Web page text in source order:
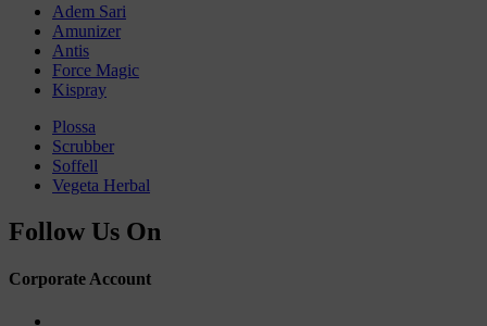
Adem Sari
Amunizer
Antis
Force Magic
Kispray
Plossa
Scrubber
Soffell
Vegeta Herbal
Follow Us On
Corporate Account